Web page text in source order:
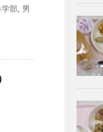
学部, 男